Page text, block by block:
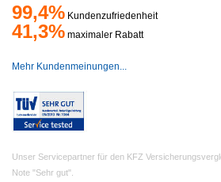
99,4% Kundenzufriedenheit
41,3% maximaler Rabatt
Mehr Kundenmeinungen...
Unser Servicepartner für den KFZ
Note "Sehr gut".